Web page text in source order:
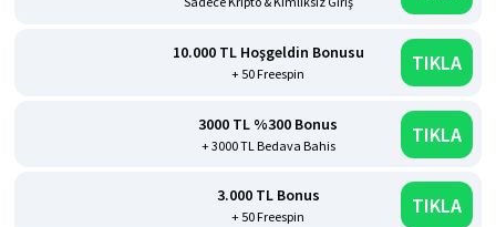
10.000 TL Hoşgeldin Bonusu
+ 50 Freespin TIKLA
3000 TL %300 Bonus
+ 3000 TL Bedava Bahis TIKLA
3.000 TL Bonus
+ 50 Freespin TIKLA